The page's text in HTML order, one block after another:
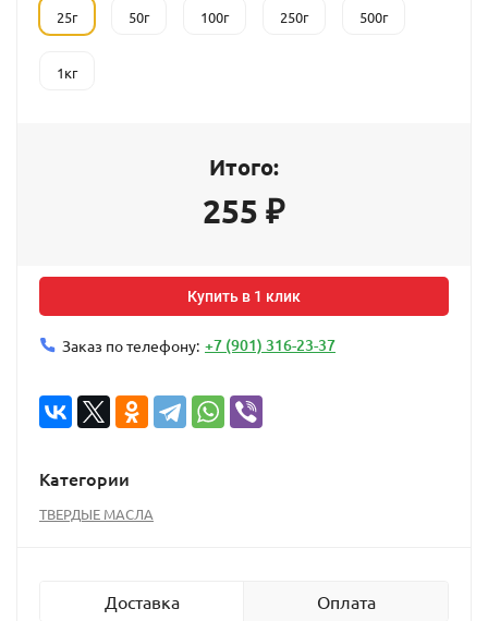
25г 50г 100г 250г 500г
1кг
Итого:
255 ₽
Купить в 1 клик
Заказ по телефону: +7 (901) 316-23-37
Категории
ТВЕРДЫЕ МАСЛА
Доставка Оплата